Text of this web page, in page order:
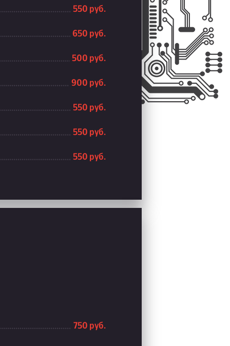
550 руб.
650 руб.
500 руб.
900 руб.
550 руб.
550 руб.
550 руб.
750 руб.